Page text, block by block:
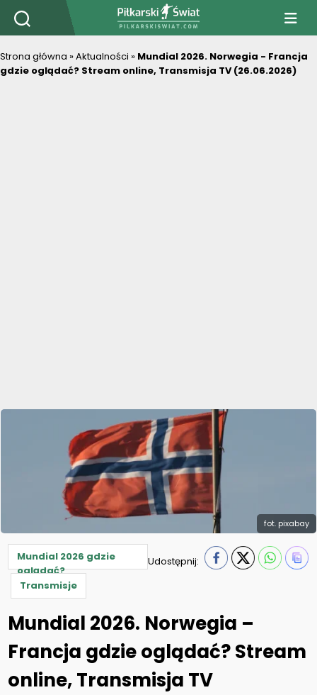
PiłkarskiSwiat.com
Strona główna »Aktualności » Mundial 2026. Norwegia - Francja
gdzie oglądać? Stream online, Transmisja TV (26.06.2026)
fot. pixabay
Mundial 2026 gdzie
oglądać?
Transmisje
Udostępnij:
Mundial 2026. Norwegia –
Francja gdzie oglądać? Stream
online, Transmisja TV